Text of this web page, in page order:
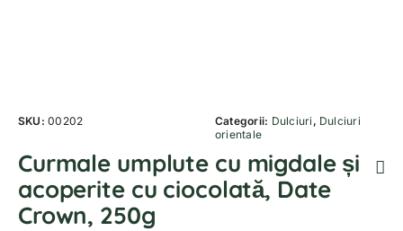
SKU:00202 Categorii: Dulciuri , Dulciuri
orientale
Curmale umplute cu migdale și
acoperite cu ciocolată, Date
Crown, 250g